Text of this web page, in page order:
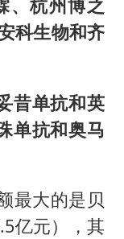
、杭州博之
科生物和齐
昔单抗和英
单抗和奥马
最大的是贝
亿元），其